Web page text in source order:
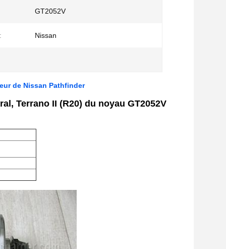
GT2052V
Nissan
de Nissan Pathfinder
Terrano II (R20) du noyau GT2052V